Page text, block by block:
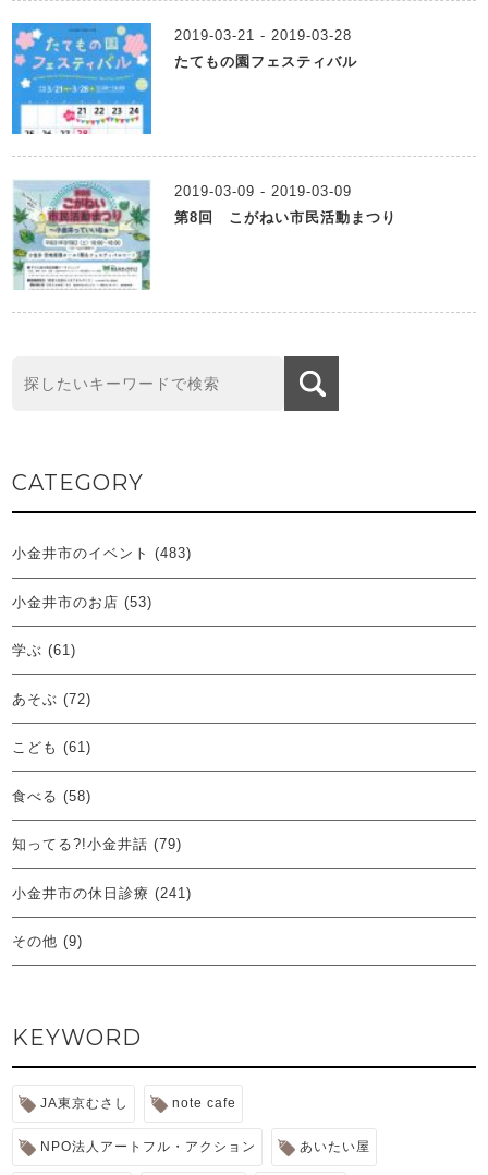
2019-03-21 - 2019-03-28
たてもの園フェスティバル
2019-03-09 - 2019-03-09
第8回 こがねい市民活動まつり
CATEGORY
小金井市のイベント (483)
小金井市のお店 (53)
学ぶ (61)
あそぶ (72)
こども (61)
食べる (58)
知ってる?!小金井話 (79)
小金井市の休日診療 (241)
その他 (9)
KEYWORD
JA東京むさし note cafe
NPO法人アートフル・アクション あいたい屋